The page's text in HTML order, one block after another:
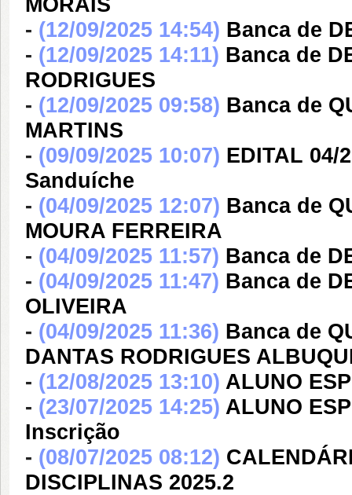
MORAIS
- (12/09/2025 14:54) Banca de
- (12/09/2025 14:11) Banca de
RODRIGUES
- (12/09/2025 09:58) Banca de
MARTINS
- (09/09/2025 10:07) EDITAL 04/
Sanduíche
- (04/09/2025 12:07) Banca de
MOURA FERREIRA
- (04/09/2025 11:57) Banca de
- (04/09/2025 11:47) Banca de
OLIVEIRA
- (04/09/2025 11:36) Banca de
DANTAS RODRIGUES
- (12/08/2025 13:10) ALUNO
- (23/07/2025 14:25) ALUNO
Inscrição
- (08/07/2025 08:12)
DISCIPLINAS 2025.2